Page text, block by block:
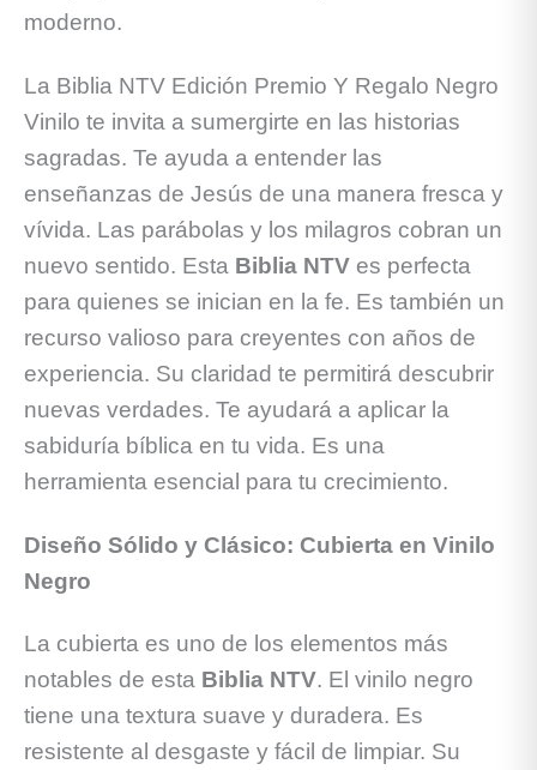
moderno.
La Biblia NTV Edición Premio Y Regalo Negro
Vinilo te invita a sumergirte en las historias
sagradas. Te ayuda a entender las
enseñanzas de Jesús de una manera fresca y
vívida. Las parábolas y los milagros cobran un
nuevo sentido. Esta Biblia NTV es perfecta
para quienes se inician en la fe. Es también un
recurso valioso para creyentes con años de
experiencia. Su claridad te permitirá descubrir
nuevas verdades. Te ayudará a aplicar la
sabiduría bíblica en tu vida. Es una
herramienta esencial para tu crecimiento.
Diseño Sólido y Clásico: Cubierta en Vinilo
Negro
La cubierta es uno de los elementos más
notables de esta Biblia NTV. El vinilo negro
tiene una textura suave y duradera. Es
resistente al desgaste y fácil de limpiar. Su